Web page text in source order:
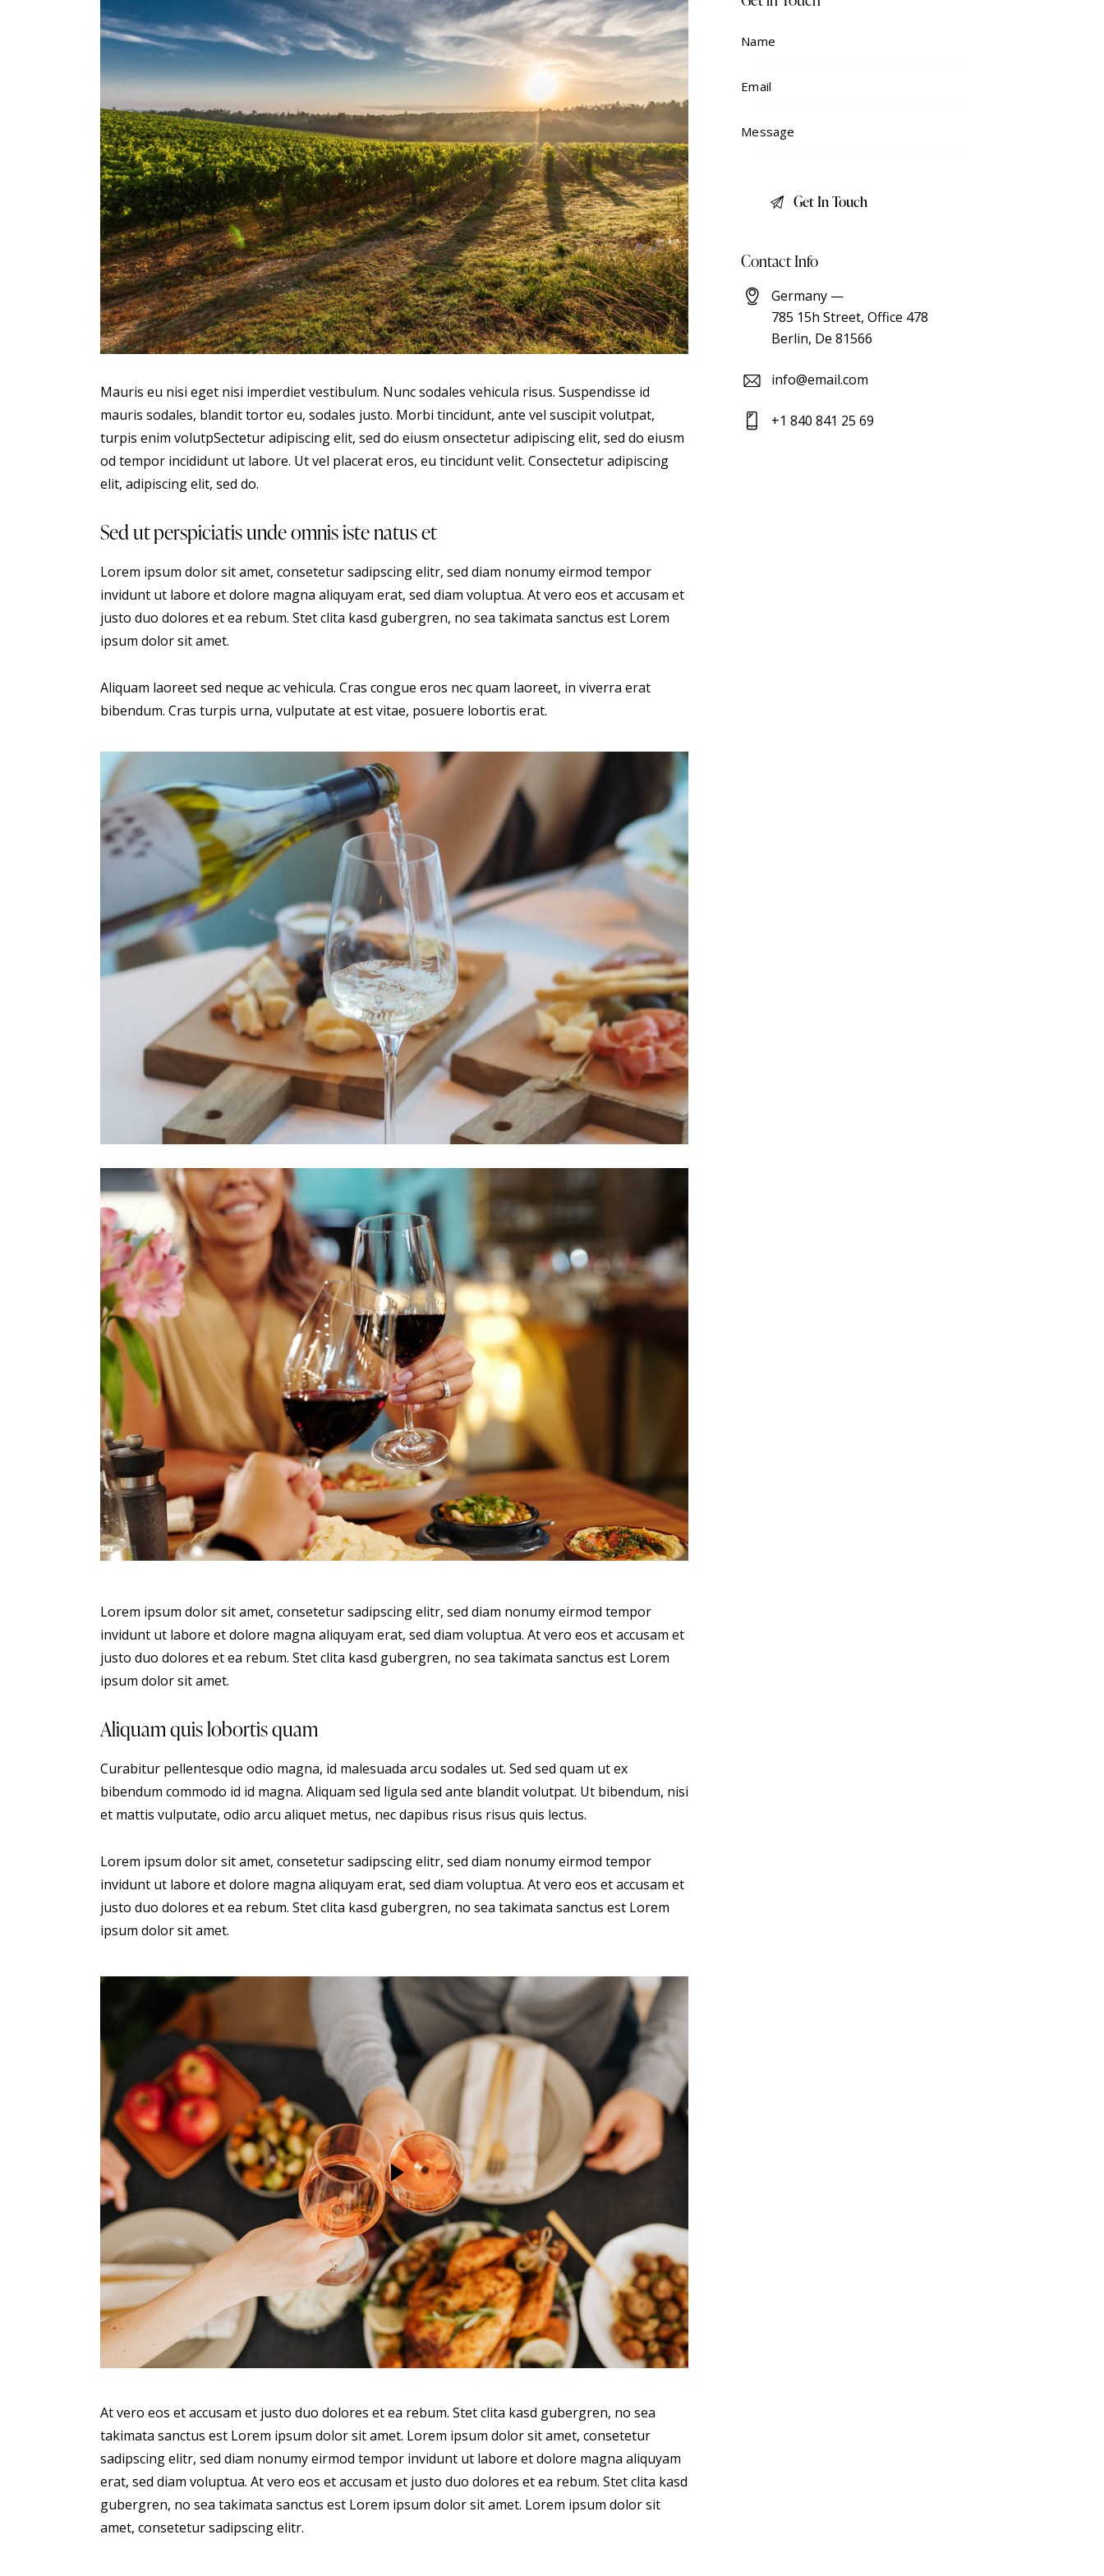
Mauris eu nisi eget nisi imperdiet vestibulum. Nunc sodales vehicula risus. Suspendisse id
mauris sodales, blandit tortor eu, sodales justo. Morbi tincidunt, ante vel suscipit volutpat,
turpis enim volutpSectetur adipiscing elit, sed do eiusm onsectetur adipiscing elit, sed do eiusm
od tempor incididunt ut labore. Ut vel placerat eros, eu tincidunt velit. Consectetur adipiscing
elit, adipiscing elit, sed do.
Sed ut perspiciatis unde omnis iste natus et
Lorem ipsum dolor sit amet, consetetur sadipscing elitr, sed diam nonumy eirmod tempor
invidunt ut labore et dolore magna aliquyam erat, sed diam voluptua. At vero eos et accusam et
justo duo dolores et ea rebum. Stet clita kasd gubergren, no sea takimata sanctus est Lorem
ipsum dolor sit amet.
Aliquam laoreet sed neque ac vehicula. Cras congue eros nec quam laoreet, in viverra erat
bibendum. Cras turpis urna, vulputate at est vitae, posuere lobortis erat.
Lorem ipsum dolor sit amet, consetetur sadipscing elitr, sed diam nonumy eirmod tempor
invidunt ut labore et dolore magna aliquyam erat, sed diam voluptua. At vero eos et accusam et
justo duo dolores et ea rebum. Stet clita kasd gubergren, no sea takimata sanctus est Lorem
ipsum dolor sit amet.
Aliquam quis lobortis quam
Curabitur pellentesque odio magna, id malesuada arcu sodales ut. Sed sed quam ut ex
bibendum commodo id id magna. Aliquam sed ligula sed ante blandit volutpat. Ut bibendum, nisi
et mattis vulputate, odio arcu aliquet metus, nec dapibus risus risus quis lectus.
Lorem ipsum dolor sit amet, consetetur sadipscing elitr, sed diam nonumy eirmod tempor
invidunt ut labore et dolore magna aliquyam erat, sed diam voluptua. At vero eos et accusam et
justo duo dolores et ea rebum. Stet clita kasd gubergren, no sea takimata sanctus est Lorem
ipsum dolor sit amet.
At vero eos et accusam et justo duo dolores et ea rebum. Stet clita kasd gubergren, no sea
takimata sanctus est Lorem ipsum dolor sit amet. Lorem ipsum dolor sit amet, consetetur
sadipscing elitr, sed diam nonumy eirmod tempor invidunt ut labore et dolore magna aliquyam
erat, sed diam voluptua. At vero eos et accusam et justo duo dolores et ea rebum. Stet clita kasd
gubergren, no sea takimata sanctus est Lorem ipsum dolor sit amet. Lorem ipsum dolor sit
amet, consetetur sadipscing elitr.
Contact Info
Germany —
785 15h Street, Office 478
Berlin, De 81566
info@email.com
+1 840 841 25 69